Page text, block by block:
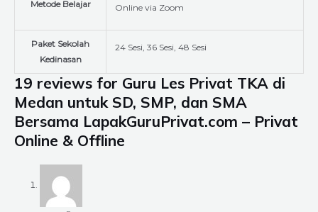
Metode Belajar Online via Zoom
Paket Sekolah
Kedinasan
24 Sesi, 36 Sesi, 48 Sesi
19 reviews for Guru Les Privat TKA di
Medan untuk SD, SMP, dan SMA
Bersama LapakGuruPrivat.com – Privat
Online & Offline